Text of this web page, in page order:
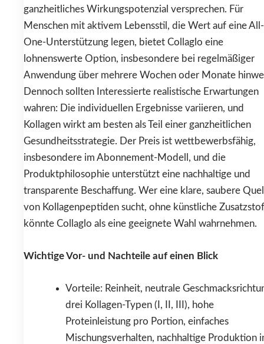
ganzheitliches Wirkungspotenzial versprechen. Für
Menschen mit aktivem Lebensstil, die Wert auf eine
One-Unterstützung legen, bietet Collaglo eine
lohnenswerte Option, insbesondere bei regelmäßiger
Anwendung über mehrere Wochen oder Monate
Dennoch sollten Interessierte realistische Erwartungen
wahren: Die individuellen Ergebnisse variieren, und
Kollagen wirkt am besten als Teil einer ganzheitlichen
Gesundheitsstrategie. Der Preis ist wettbewerbsfähig,
insbesondere im Abonnement-Modell, und die
Produktphilosophie unterstützt eine nachhaltige und
transparente Beschaffung. Wer eine klare, saubere
von Kollagenpeptiden sucht, ohne künstliche
könnte Collaglo als eine geeignete Wahl wahrnehmen.
Wichtige Vor- und Nachteile auf einen Blick
Vorteile: Reinheit, neutrale
drei Kollagen-Typen (I, II, III), hohe
Proteinleistung pro Portion, einfaches
Mischungsverhalten, nachhaltige Produktion